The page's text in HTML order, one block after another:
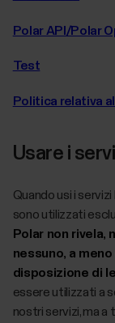
Polar API/Polar
Test
Politica relativa
Usare i
Quando usi i
sono utilizzati
Polar non rivela,
nessuno, a
disposizione di
essere utilizzati a
nostri servizi, ma